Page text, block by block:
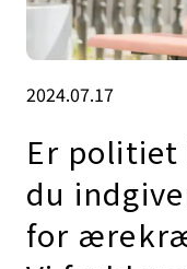
2024.07.17
Er politiet
du
for